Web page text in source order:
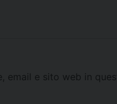
email e sito web in